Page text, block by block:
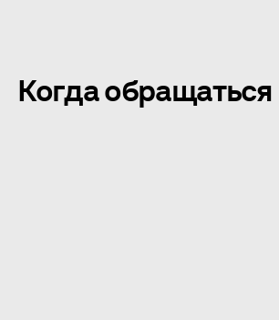
Когда обращаться